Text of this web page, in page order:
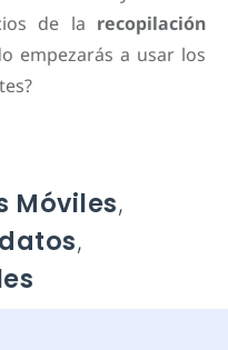
de la recopilación
empezarás a usar los
Móviles,
,